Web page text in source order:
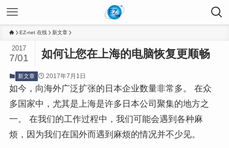
EZ-net 在线 新文章
如何让您在上海的电脑恢复更顺畅
2017
7/01
新文章 2017年7月1日
如今，向海外广泛扩张的日本企业数量非常多。 在众
多国家中，尤其是上海是许多日本公司聚集的地方之
一。 在我们的工作过程中，我们可能会遇到各种麻
烦，因为我们在国外而遇到麻烦的情况并不少见。